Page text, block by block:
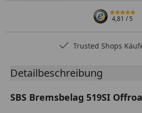
4,81/ 5
Trusted Shops
Detailbeschreibung
SBS Bremsbelag 519SI